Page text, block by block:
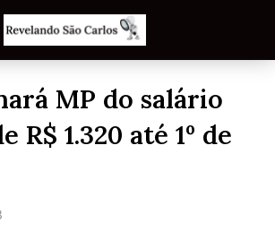
MP do salário
R$ 1.320 até 1º de